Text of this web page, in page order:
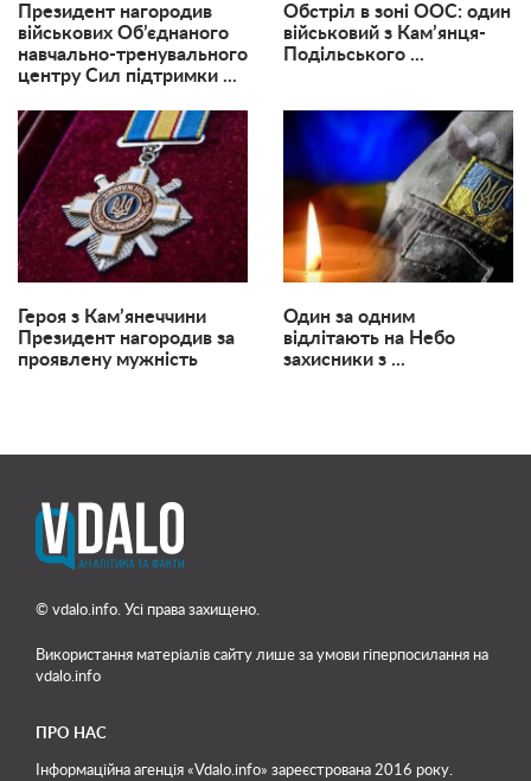
Президент нагородив
військових Об’єднаного
навчально-тренувального
центру Сил підтримки ...
Обстріл в зоні ООС: один
військовий з Кам’янця-
Подільського ...
Героя з Кам’янеччини
Президент нагородив за
проявлену мужність
Один за одним
відлітають на Небо
захисники з ...
© vdalo.info. Усі права захищено.
Використання матеріалів сайту лише за умови гіперпосилання на
vdalo.info
ПРО НАС
Інформаційна агенція «Vdalo.info» зареєстрована 2016 року.